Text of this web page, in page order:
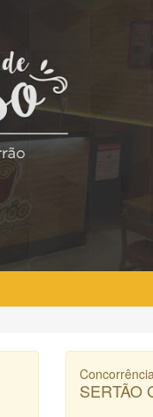
Concorrência
SERTÃO